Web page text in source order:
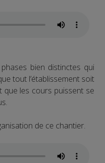
bien distinctes qui
tout l’établissement soit
que les cours puissent se
de ce chantier.